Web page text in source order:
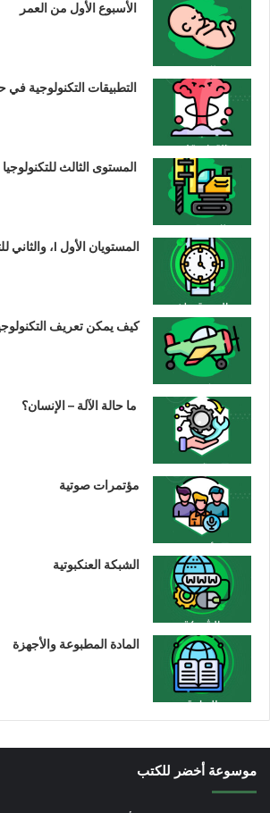
الأسبوع الأول من العمر
التطبيقات التكنولوجية في
المستوى الثالث للتكنولوجيا III
المستويان الأول I، والثاني للتكنولوجيا II
كيف يمكن تعريف
ما حالة الآلة – الإنسان؟
مؤتمرات صوتية
الشبكة العنكبوتية
المادة المطبوعة والأجهزة
موسوعة أخضر للكتب